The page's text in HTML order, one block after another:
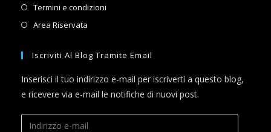
tab
tab
in
Termini e condizioni
new
Area Riservata
a
tab
Iscriviti Al Blog Tramite Email
Inserisci il tuo indirizzo e-mail per iscriverti a questo blog,
e ricevere via e-mail le notifiche di nuovi post.
Indirizzo